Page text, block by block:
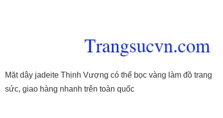
Mặt dây jadeite Thịnh Vượng có thể bọc vàng làm đồ trang
sức, giao hàng nhanh trên toàn quốc